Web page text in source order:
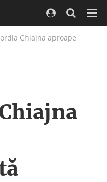
Chiajna aproape